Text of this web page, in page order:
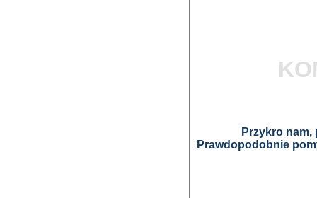
Przykro
Prawdopodobnie